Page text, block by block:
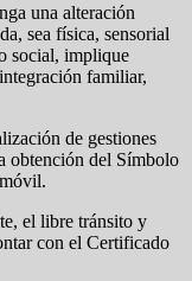
una alteración
sea física, sensorial
social, implique
familiar,
de gestiones
obtención del Símbolo
el libre tránsito y
con el Certificado